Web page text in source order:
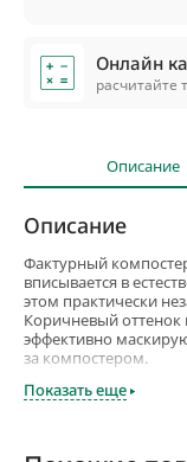
Онлайн
расчитайте
Описание
Описание
Фактурный
вписывается в
этом практически
Коричневый
эффективно
за компостером.
Материал, из
компостера и
Показать еще